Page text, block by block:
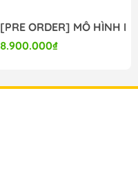
[PRE ORDER] MÔ HÌNH Limelight Lemonade Jam - Harumi Ena - 1/3.5 (Alice Glint) FIGURE CHÍNH HÃNG